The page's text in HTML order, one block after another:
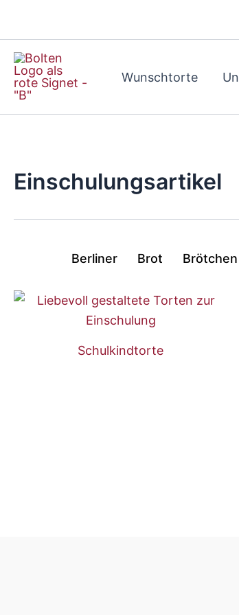
springen
Wunschtorte
Einschulungsartikel
Berliner Brot Brötchen
Schulkindtorte